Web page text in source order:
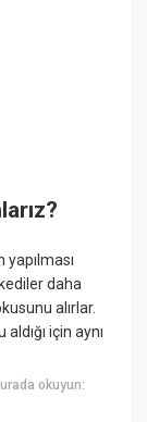
daha
alırlar.
için aynı
okuyun: